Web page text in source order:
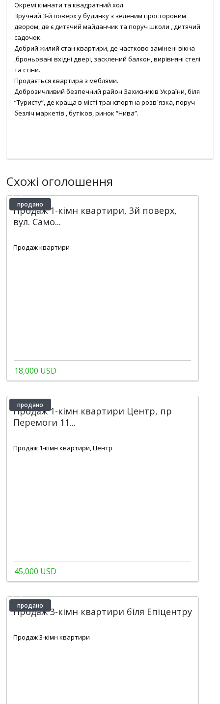
Окремі кімнати та квадратний хол.
Зручний 3-й поверх у будинку з зеленим просторовим
двором, де є дитячий майданчик та поруч школи , дитячий
садочок.
Добрий жилий стан квартири, де частково замінені вікна
,броньовані вхідні двері, засклений балкон, вирівняні стелі
та стіни.
Продається квартира з меблями.
Доброзичливий безпечний район Захисників України, біля
“Туристу”, де краща в місті транспортна розв`язка, поруч
безліч маркетів , бутіков, ринок “Нива”.
Схожі оголошення
продано
Продаж 1-кімн квартири, 3й поверх,
вул. Само...
Продаж квартири
18,000 USD
продано
Продаж 1-кімн квартири Центр, пр
Перемоги 11...
Продаж 1-кімн квартири, Центр
45,000 USD
продано
Продаж 3-кімн квартири біля Епіцентру
Продаж 3-кімн квартири